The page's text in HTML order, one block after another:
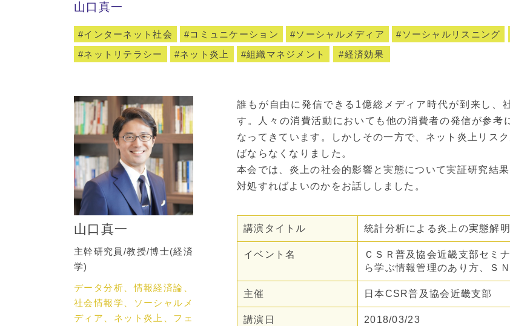
山口真一
インターネット社会 コミュニケーション ソーシャルメディア ソーシャルリスニング
ネットリテラシー
ネット炎上 組織マネジメント 経済効果
誰もが自由に発信できる1億総メディア時代が到来し、
す。人々の消費活動においても他の消費者の発信が参
なってきています。しかしその一方で、ネット炎上リス
ばならなくなりました。
本会では、炎上の社会的影響と実態について実証研究結
対処すればよいのかをお話ししました。
講演タイトル 統計分析による炎上の実態解
イベント名
ＣＳＲ普及協会近畿支部セミ
ら学ぶ情報管理のあり方、Ｓ
主催 日本CSR普及協会近畿支部
講演日 2018/03/23
山口真一
主幹研究員/教授/博士(経済
学)
データ分析、情報経済論、
社会情報学、ソーシャルメ
ディア、ネット炎上、フェ